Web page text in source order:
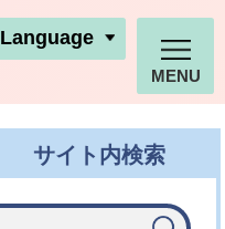
利根町ホームページ
Language
MENU
サイト内検索